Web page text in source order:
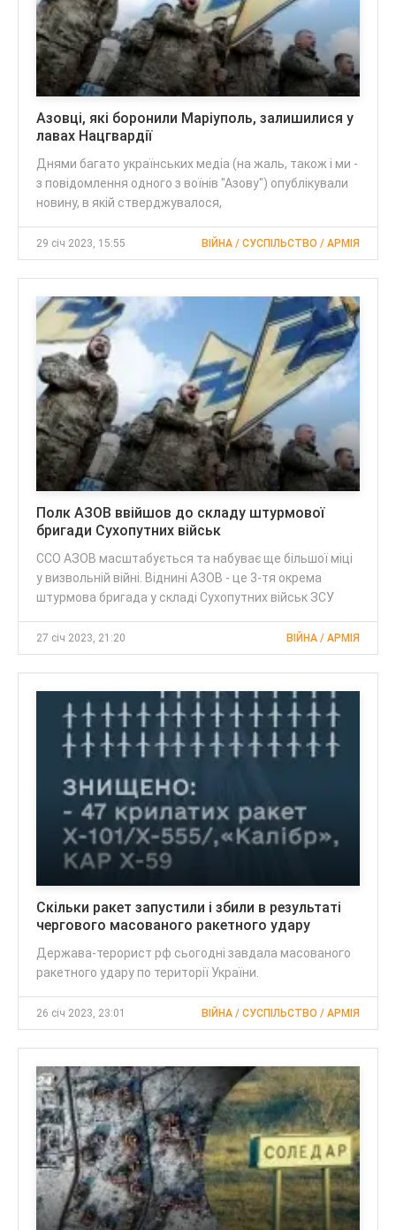
Азовці, які боронили Маріуполь, залишилися у
лавах Нацгвардії
Днями багато українських медіа (на жаль, також і ми -
з повідомлення одного з воїнів "Азову") опублікували
новину, в якій стверджувалося,
29 січ 2023, 15:55 ВІЙНА / СУСПІЛЬСТВО / АРМІЯ
Полк АЗОВ ввійшов до складу штурмової
бригади Сухопутних військ
ССО АЗОВ масштабується та набуває ще більшої міці
у визвольній війні. Віднині АЗОВ - це 3-тя окрема
штурмова бригада у складі Сухопутних військ ЗСУ
27 січ 2023, 21:20 ВІЙНА / АРМІЯ
Скільки ракет запустили і збили в результаті
чергового масованого ракетного удару
Держава-терорист рф сьогодні завдала масованого
ракетного удару по території України.
26 січ 2023, 23:01 ВІЙНА / СУСПІЛЬСТВО / АРМІЯ